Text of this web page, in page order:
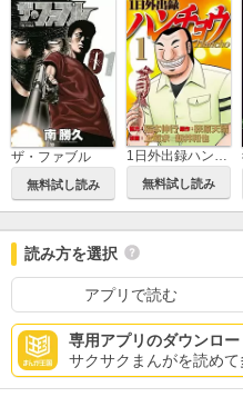
ザ・ファブル
無料試し読み
1日外出録ハンチョウ
無料試し読み
読み方を選択
アプリで読む
専用アプリのダウンロー
サクサクまんがを読めて